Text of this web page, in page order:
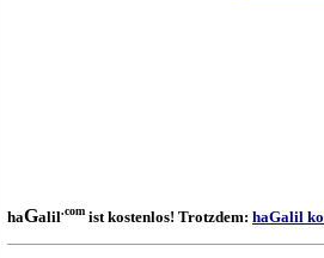
haGalil.com ist kostenlos! Trotzdem: haGalil